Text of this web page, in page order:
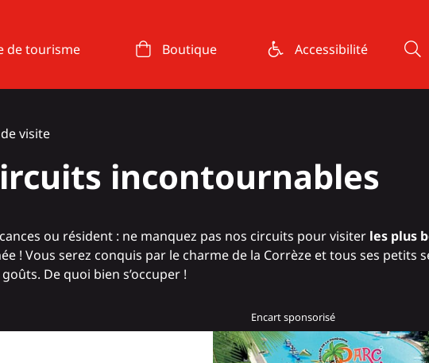
de tourisme Boutique Accessibilité
visite
incontournables
ou résident : ne manquez pas nos circuits pour visiter les plus
! Vous serez conquis par le charme de la Corrèze et tous ses petits
De quoi bien s’occuper !